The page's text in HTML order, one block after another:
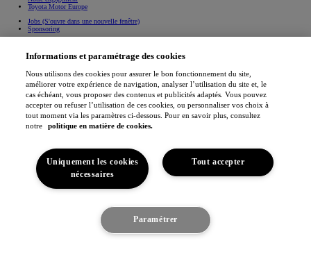
Découvrez le véhicule
Toyota Motor Europe
Jobs (S'ouvre dans une nouvelle fenêtre)
Sponsoring
Contact & Infos
Trouvez un concessionnaire
Rendez-vous entretien
Rendez-vous en concession(S'ouvre dans une nouvelle fenêtre)
Contactez-nous
Nos concessionnaires
Support (FAQ)
Mentions légales
Cookies
Accessibilité
Professionnels
Application My Toyota
(S'ouvre dans une nouvelle fenêtre)
(S'ouvre dans une nouvelle fenêtre)
Informations et paramétrage des cookies
Nous utilisons des cookies pour assurer le bon fonctionnement du site,
améliorer votre expérience de navigation, analyser l’utilisation du site et, le
cas échéant, vous proposer des contenus et publicités adaptés. Vous pouvez
accepter ou refuser l’utilisation de ces cookies, ou personnaliser vos choix à
tout moment via les paramètres ci-dessous. Pour en savoir plus, consultez
notre
politique en matière de cookies.
Tout accepter
Uniquement les cookies
nécessaires
Paramétrer